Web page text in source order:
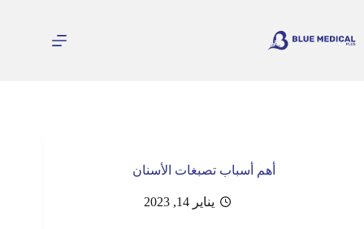
المحتوى
أهم أسباب تصبغات الأسنان
يناير 14, 2023